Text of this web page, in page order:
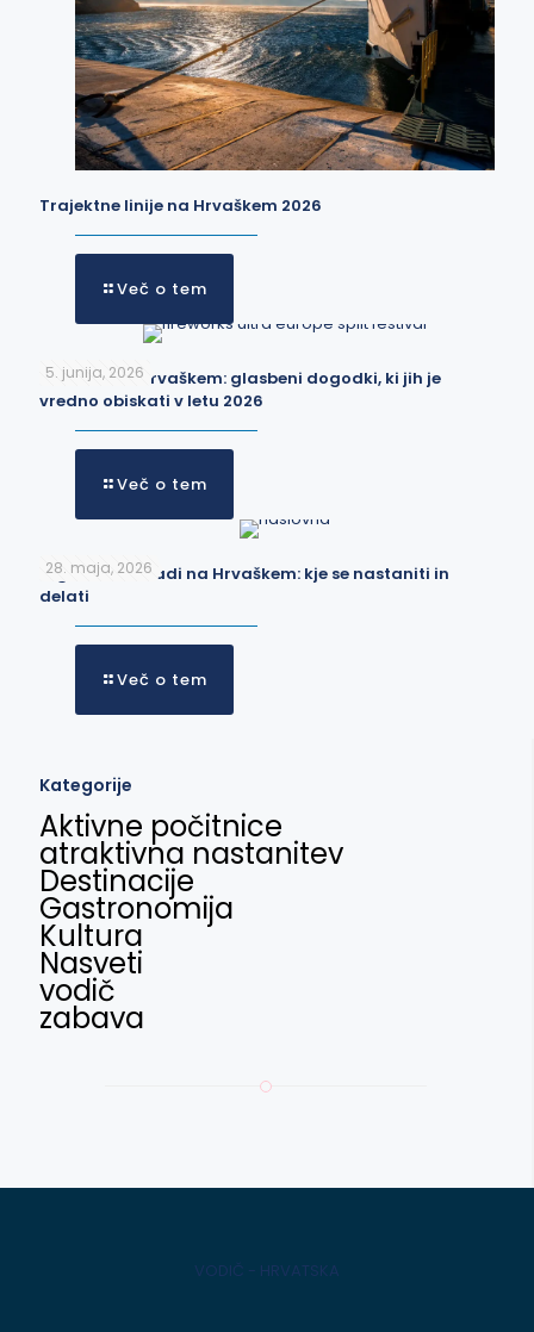
Trajektne linije na Hrvaškem 2026
Več o tem
5. junija, 2026
Festivali na Hrvaškem: glasbeni dogodki, ki jih je
vredno obiskati v letu 2026
Več o tem
28. maja, 2026
Digitalni nomadi na Hrvaškem: kje se nastaniti in
delati
Več o tem
Kategorije
Aktivne počitnice
atraktivna nastanitev
Destinacije
Gastronomija
Kultura
Nasveti
vodič
zabava
VODIČ - HRVATSKA